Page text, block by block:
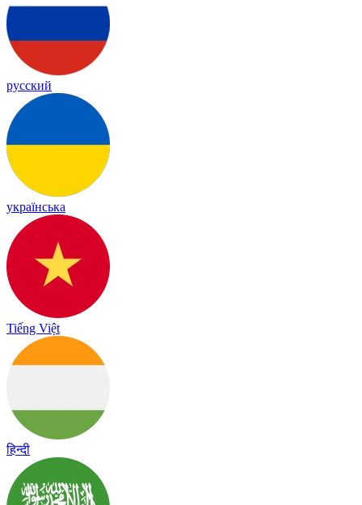
русский
українська
Tiếng Việt
हिन्दी